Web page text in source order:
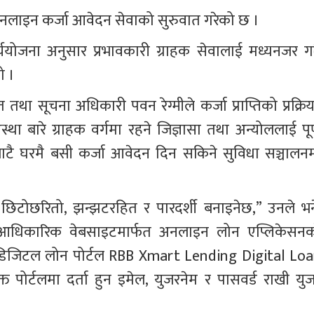
कर्जा आवेदन सेवाको सुरुवात गरेको छ ।
अनुसार प्रभावकारी ग्राहक सेवालाई मध्यनजर
सूचना अधिकारी पवन रेग्मीले कर्जा प्राप्तिको
ग्राहक वर्गमा रहने जिज्ञासा तथा अन्योललाई
घरमै बसी कर्जा आवेदन दिन सकिने सुविधा
छिटोछरितो, झन्झटरहित र पारदर्शी बनाइनेछ,” उनले
वेबसाइटमार्फत अनलाइन लोन
लोन पोर्टल RBB Xmart Lending Digital
पोर्टलमा दर्ता हुन इमेल, युजरनेम र पासवर्ड राखी